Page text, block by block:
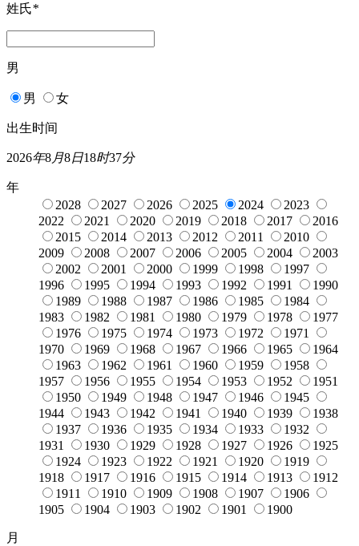
姓氏*
男
男 女
出生时间
2026年8月8日18时37分
年
2028
2027 2026 2025 2024
2023
2022
2021 2020 2019 2018 2017
2016
2015
2014 2013 2012 2011
2010
2009
2008 2007 2006 2005 2004
2003
2002
2001 2000 1999 1998
1997
1996
1995 1994 1993 1992 1991
1990
1989
1988 1987 1986 1985
1984
1983
1982 1981 1980 1979 1978
1977
1976
1975 1974 1973 1972
1971
1970
1969 1968 1967 1966 1965
1964
1963
1962 1961 1960 1959
1958
1957
1956 1955 1954 1953 1952
1951
1950
1949 1948 1947 1946
1945
1944
1943 1942 1941 1940 1939
1938
1937
1936 1935 1934 1933
1932
1931
1930 1929 1928 1927 1926
1925
1924
1923 1922 1921 1920
1919
1918
1917 1916 1915 1914 1913
1912
1911
1910 1909 1908 1907
1906
1905
1904 1903 1902 1901 1900
月